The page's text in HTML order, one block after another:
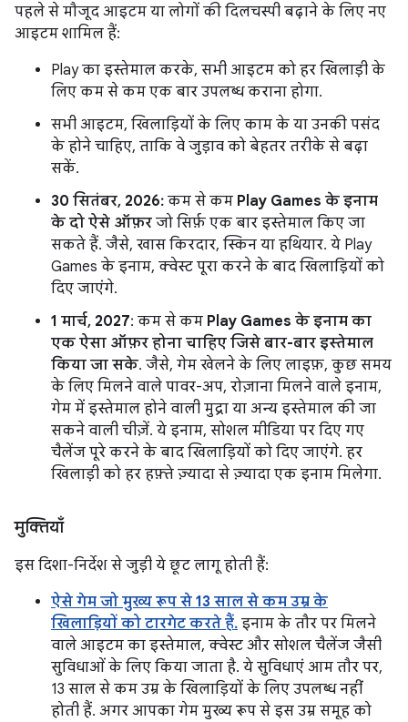
पहले से मौजूद आइटम या लोगों की दिलचस्पी बढ़ाने के लिए नए
आइटम शामिल हैं:
Play का इस्तेमाल करके, सभी आइटम को हर खिलाड़ी के
लिए कम से कम एक बार उपलब्ध कराना होगा.
सभी आइटम, खिलाड़ियों के लिए काम के या उनकी पसंद
के होने चाहिए, ताकि वे जुड़ाव को बेहतर तरीके से बढ़ा
सकें.
30 सितंबर, 2026: कम से कम Play Games के इनाम
के दो ऐसे ऑफ़र जो सिर्फ़ एक बार इस्तेमाल किए जा
सकते हैं. जैसे, खास किरदार, स्किन या हथियार. ये Play
Games के इनाम, क्वेस्ट पूरा करने के बाद खिलाड़ियों को
दिए जाएंगे.
1 मार्च, 2027: कम से कम Play Games के इनाम का
एक ऐसा ऑफ़र होना चाहिए जिसे बार-बार इस्तेमाल
किया जा सके. जैसे, गेम खेलने के लिए लाइफ़, कुछ समय
के लिए मिलने वाले पावर-अप, रोज़ाना मिलने वाले इनाम,
गेम में इस्तेमाल होने वाली मुद्रा या अन्य इस्तेमाल की जा
सकने वाली चीज़ें. ये इनाम, सोशल मीडिया पर दिए गए
चैलेंज पूरे करने के बाद खिलाड़ियों को दिए जाएंगे. हर
खिलाड़ी को हर हफ़्ते ज़्यादा से ज़्यादा एक इनाम मिलेगा.
मुक्तियाँ
इस दिशा-निर्देश से जुड़ी ये छूट लागू होती हैं:
ऐसे गेम जो मुख्य रूप से 13 साल से कम उम्र के
खिलाड़ियों को टारगेट करते हैं. इनाम के तौर पर मिलने
वाले आइटम का इस्तेमाल, क्वेस्ट और सोशल चैलेंज जैसी
सुविधाओं के लिए किया जाता है. ये सुविधाएं आम तौर पर,
13 साल से कम उम्र के खिलाड़ियों के लिए उपलब्ध नहीं
होती हैं. अगर आपका गेम मुख्य रूप से इस उम्र समूह को